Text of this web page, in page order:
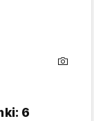
6